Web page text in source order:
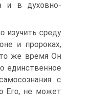
и в духовно-
изучить среду
и пророках,
же время Он
единственное
с
Его, не может